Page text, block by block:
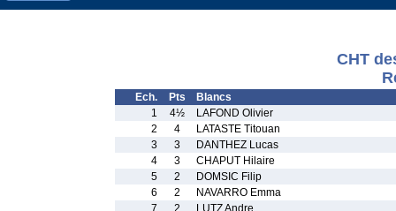
CHT
Ech. Pts
Blancs
1
4½
LAFOND Olivier
2
4
LATASTE Titouan
3
3
DANTHEZ Lucas
4
3
CHAPUT Hilaire
5
2
DOMSIC Filip
6
2
NAVARRO Emma
7
2
LUTZ Andre